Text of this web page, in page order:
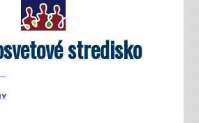
stredisko